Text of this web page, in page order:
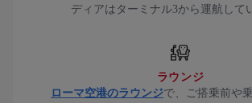
ディアはターミナル3から運航して
ラウンジ
ローマ空港のラウンジで、ご搭乗前や